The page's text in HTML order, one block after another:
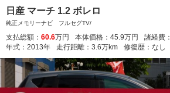
日産 マーチ 1.2 ボレロ
純正メモリーナビ フルセグTV/
支払総額： 60.6万円 本体価格： 45.9万円 諸経費：
年式： 2013年 走行距離： 3.6万km 修復歴： なし